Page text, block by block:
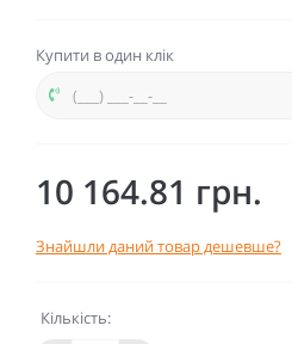
Купити в один клік
10 164.81 грн.
Знайшли даний товар дешевше?
Кількість: